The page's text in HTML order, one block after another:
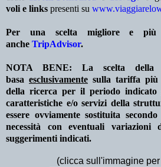
voli e links presenti su
Per una scelta migliore e più
anche TripAdvisor.
NOTA BENE: La scelta della
basa esclusivamente sulla tariffa più
della ricerca per il periodo indicato
caratteristiche e/o servizi della
essere ovviamente sostituita
necessità con eventuali
suggerimenti indicati.
(clicca sull'immagine